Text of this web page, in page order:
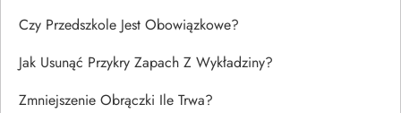
Czy Przedszkole Jest Obowiązkowe?
Jak Usunąć Przykry Zapach Z Wykładziny?
Zmniejszenie Obrączki Ile Trwa?